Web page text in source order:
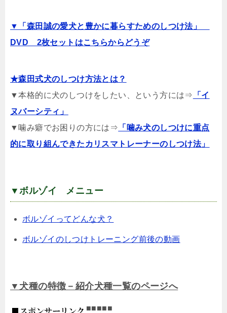
▼「森田誠の愛犬と豊かに暮らすためのしつけ法」
DVD 2枚セットはこちらからどうぞ
★森田式犬のしつけ方法とは？
▼本格的に犬のしつけをしたい、という方には⇒
「イ
ヌバーシティ」
▼噛み癖でお困りの方には⇒ 「噛み犬のしつけに重点
的に取り組んできたカリスマトレーナーのしつけ法」
▼ボルゾイ メニュー
ボルゾイってどんな犬？
ボルゾイのしつけトレーニング前後の動画
▼犬種の特徴－紹介犬種一覧のページへ
■■■■■